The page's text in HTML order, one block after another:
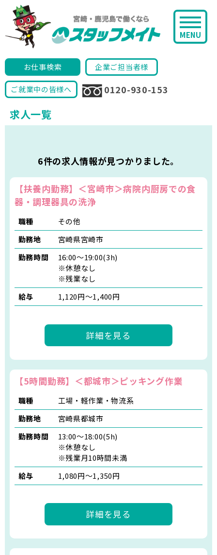
お仕事検索 企業ご担当者様
ご就業中の皆様へ 0120-930-153
MENU
求人一覧
6件の求人情報が見つかりました。
【扶養内勤務】＜宮崎市＞病院内厨房での食
器・調理器具の洗浄
職種
その他
勤務地
宮崎県宮崎市
勤務時間
16:00～19:00(3h)
※休憩なし
※残業なし
給与
1,120円～1,400円
詳細を見る
【5時間勤務】＜都城市＞ピッキング作業
職種
工場・軽作業・物流系
勤務地
宮崎県都城市
勤務時間
13:00～18:00(5h)
※休憩なし
※残業月10時間未満
給与
1,080円～1,350円
詳細を見る